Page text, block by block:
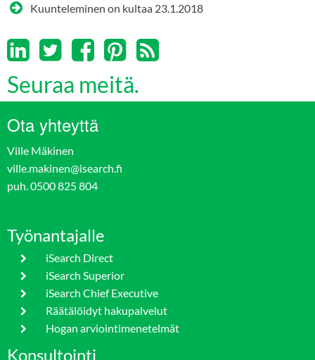
Kuunteleminen on kultaa 23.1.2018
Seuraa meitä.
Ota yhteyttä
Ville Mäkinen
ville.makinen@isearch.fi
puh. 0500 825 804
Työnantajalle
iSearch Direct
iSearch Superior
iSearch Chief Executive
Räätälöidyt hakupalvelut
Hogan arviointimenetelmät
Konsultointi